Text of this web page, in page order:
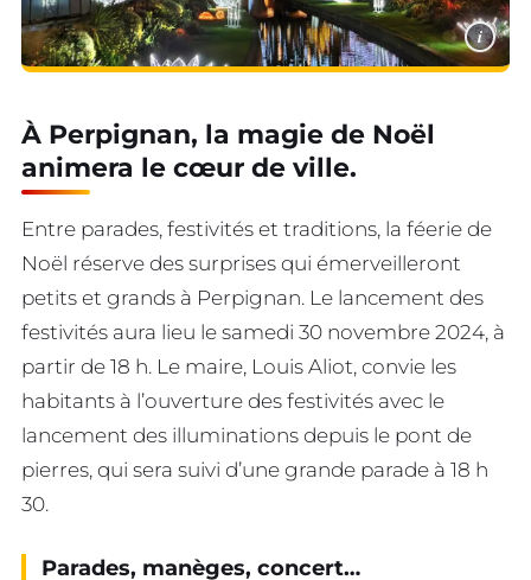
i
À Perpignan, la magie de Noël
animera le cœur de ville.
Entre parades, festivités et traditions, la féerie de
Noël réserve des surprises qui émerveilleront
petits et grands à Perpignan. Le lancement des
festivités aura lieu le samedi 30 novembre 2024, à
partir de 18 h. Le maire, Louis Aliot, convie les
habitants à l’ouverture des festivités avec le
lancement des illuminations depuis le pont de
pierres, qui sera suivi d’une grande parade à 18 h
30.
Parades, manèges, concert…